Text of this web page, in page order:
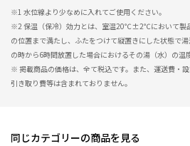
※1 水位線より少なめに入れてご使用ください。
※2 保温（保冷）効力とは、室温20℃±2℃において製
の位置まで満たし、ふたをつけて縦置きにした状態
の時から6時間放置した場合におけるその湯（水）の温
※ 掲載商品の価格は、全て税込です。また、運送費・
引き取り費等は含まれておりません。
同じカテゴリーの商品を見る